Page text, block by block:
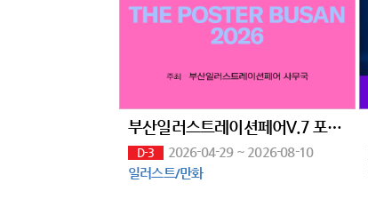
부산일러스트레이션페어V.7 포스터 공모전 [THE POSTER BUSAN 2026]
D-3
2026-04-29 ~ 2026-08-10
일러스트/만화